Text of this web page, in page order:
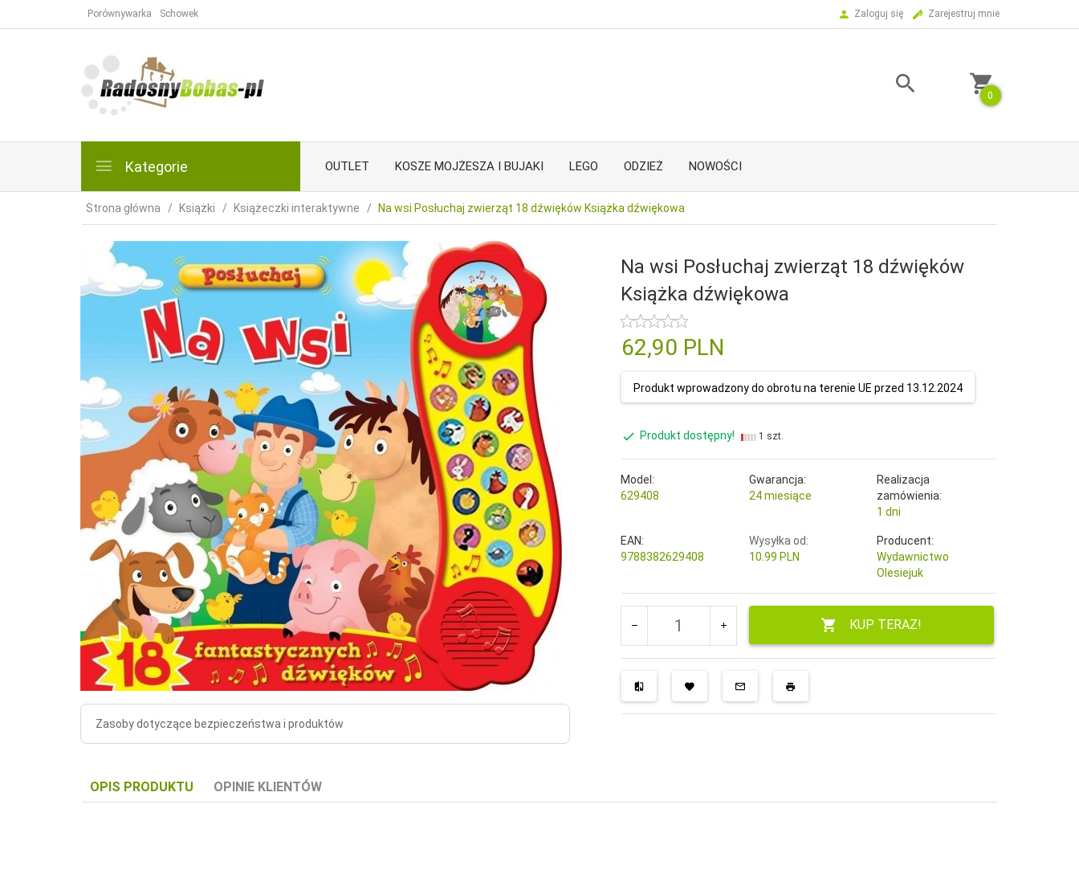
Porównywarka Schowek Zaloguj się Zarejestruj mnie
0
Kategorie OUTLET KOSZE MOJŻESZA I BUJAKI LEGO ODZIEŻ NOWOŚCI
Strona główna Książki Książeczki interaktywne Na wsi Posłuchaj zwierząt 18 dźwięków Książka dźwiękowa
Zasoby dotyczące bezpieczeństwa i produktów
Na wsi Posłuchaj zwierząt 18 dźwięków
Książka dźwiękowa
62,90 PLN
Produkt wprowadzony do obrotu na terenie UE przed 13.12.2024
Produkt dostępny! 1 szt.
Model:
629408
Gwarancja:
24 miesiące
Realizacja
zamówienia:
1 dni
EAN:
9788382629408
Wysyłka od:
10.99 PLN
Producent:
Wydawnictwo
Olesiejuk
KUP TERAZ!
OPIS PRODUKTU OPINIE KLIENTÓW